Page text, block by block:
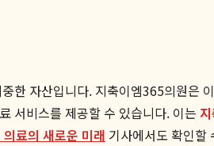
자산입니다. 지축이엠365의원은
서비스를 제공할 수 있습니다. 이는
료의 새로운 미래 기사에서도 확인할